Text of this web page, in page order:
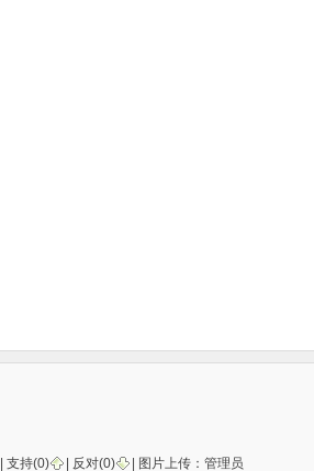
支持(0) 反对(0) | 图片上传： 管理员